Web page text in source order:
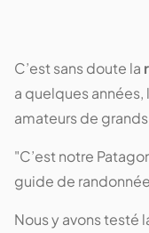
C’est sans doute la
a quelques
amateurs de
"C’est notre
guide de
Nous y avons testé